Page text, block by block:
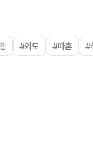
#외도 #파혼 #